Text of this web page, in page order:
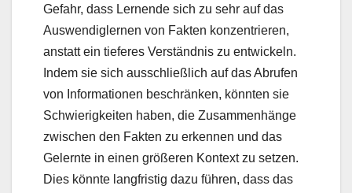
Gefahr, dass Lernende sich zu sehr auf das
Auswendiglernen von Fakten konzentrieren,
anstatt ein tieferes Verständnis zu entwickeln.
Indem sie sich ausschließlich auf das Abrufen
von Informationen beschränken, könnten sie
Schwierigkeiten haben, die Zusammenhänge
zwischen den Fakten zu erkennen und das
Gelernte in einen größeren Kontext zu setzen.
Dies könnte langfristig dazu führen, dass das